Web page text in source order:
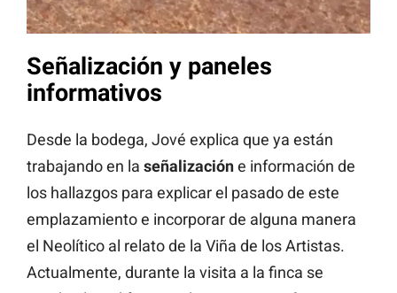
Señalización y paneles
informativos
Desde la bodega, Jové explica que ya están
trabajando en la señalizacióne información de
los hallazgos para explicar el pasado de este
emplazamiento e incorporar de alguna manera
el Neolítico al relato de la Viña de los Artistas.
Actualmente, durante la visita a la finca se